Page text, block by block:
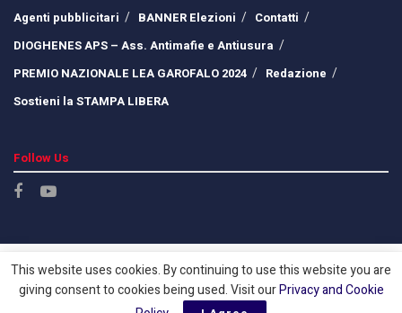
Agenti pubblicitari
BANNER Elezioni
Contatti
DIOGHENES APS – Ass. Antimafie e Antiusura
PREMIO NAZIONALE LEA GAROFALO 2024
Redazione
Sostieni la STAMPA LIBERA
Follow Us
This website uses cookies. By continuing to use this website you are
giving consent to cookies being used. Visit ourPrivacy and Cookie